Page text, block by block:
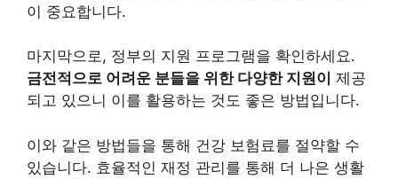
이 중요합니다.
마지막으로, 정부의 지원 프로그램을 확인하세요.
금전적으로 어려운 분들을 위한 다양한 지원이 제공
되고 있으니 이를 활용하는 것도 좋은 방법입니다.
이와 같은 방법들을 통해 건강 보험료를 절약할 수
있습니다. 효율적인 재정 관리를 통해 더 나은 생활